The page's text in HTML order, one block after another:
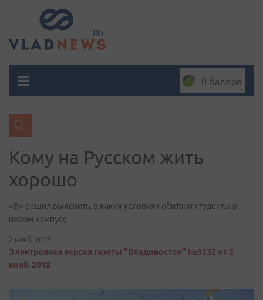
0 баллов
Кому на Русском жить
хорошо
«В» решил выяснить, в каких условиях обитают студенты в
новом кампусе
2 нояб. 2012
Электронная версия газеты "Владивосток" №3232 от 2
нояб. 2012